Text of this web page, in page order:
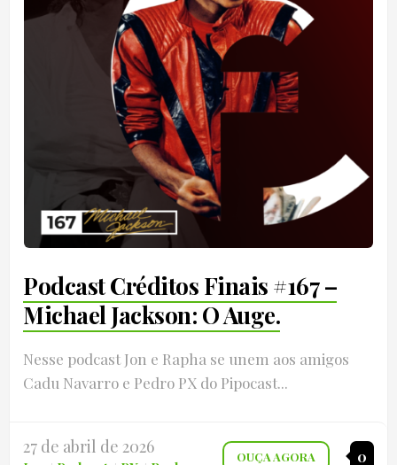
Podcast Créditos Finais #167 –
Michael Jackson: O Auge.
Nesse podcast Jon e Rapha se unem aos amigos
Cadu Navarro e Pedro PX do Pipocast...
27 de abril de 2026 0
OUÇA AGORA